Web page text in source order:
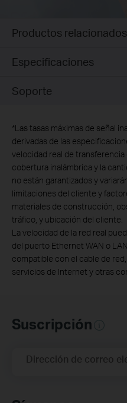
Productos relacionados
Especificaciones
Soporte
*Las tasas máximas de señal
derivadas de las
velocidad real de transferencia
cobertura inalámbrica y la
no están garantizados y
limitaciones del cliente y
materiales de construcción,
tráfico, y ubicación del cliente.
La velocidad de la red real
del puerto Ethernet WAN o
compatible con el cable de
servicios de Internet y otras
Suscripción
Dirección de correo